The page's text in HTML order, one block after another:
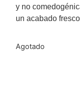
y no
un acabado
Agotado